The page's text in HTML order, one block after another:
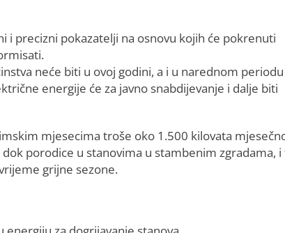
i precizni pokazatelji na osnovu kojih će pokrenuti
neće biti u ovoj godini, a i u narednom periodu
energije će za javno snabdijevanje i dalje biti
mjesecima troše oko 1.500 kilovata
porodice u stanovima u stambenim zgradama, i
grijne sezone.